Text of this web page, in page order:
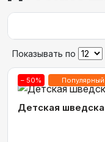
Показывать по
– 50% Популярный
Детская